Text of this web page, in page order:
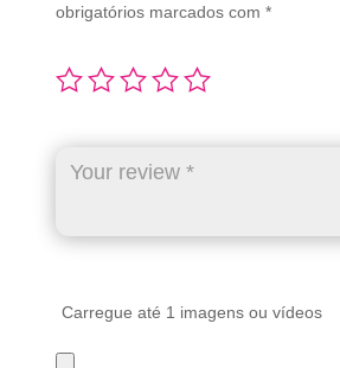
obrigatórios marcados com *
Carregue até 1 imagens ou vídeos